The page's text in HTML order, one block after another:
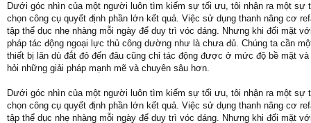
Dưới góc nhìn của một người luôn tìm kiếm sự tối ưu, tôi nhận ra một
chọn công cụ quyết định phần lớn kết quả. Việc sử dụng thanh nâng cơ
tập thể dục nhẹ nhàng mỗi ngày để duy trì vóc dáng. Nhưng khi đối mặt
pháp tác động ngoại lực thủ công dường như là chưa đủ. Chúng ta cần
thiết bị lăn dù đắt đỏ đến đâu cũng chỉ tác động được ở mức độ bề mặt
hỏi những giải pháp mạnh mẽ và chuyên sâu hơn.
Dưới góc nhìn của một người luôn tìm kiếm sự tối ưu, tôi nhận ra một
chọn công cụ quyết định phần lớn kết quả. Việc sử dụng thanh nâng cơ
tập thể dục nhẹ nhàng mỗi ngày để duy trì vóc dáng. Nhưng khi đối mặt